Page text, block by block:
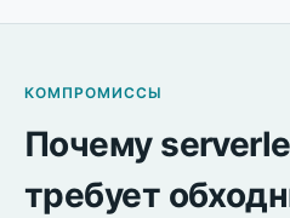
КОМПРОМИССЫ
Почему
требует